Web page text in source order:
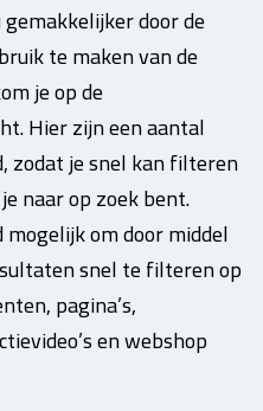
door de
te maken van de
je op de
Hier zijn een aantal
zodat je snel kan filteren
naar op zoek bent.
om door middel
snel te filteren op
pagina’s,
en webshop